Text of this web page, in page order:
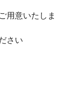
用意いたしま
さい